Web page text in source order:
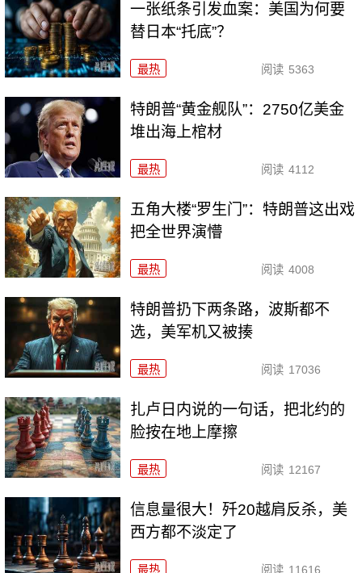
一张纸条引发血案：美国为何要
替日本“托底”？
最热 阅读 5363
特朗普“黄金舰队”：2750亿美金
堆出海上棺材
最热 阅读 4112
五角大楼“罗生门”：特朗普这出戏
把全世界演懵
最热 阅读 4008
特朗普扔下两条路，波斯都不
选，美军机又被揍
最热 阅读 17036
扎卢日内说的一句话，把北约的
脸按在地上摩擦
最热 阅读 12167
信息量很大！歼20越肩反杀，美
西方都不淡定了
最热 阅读 11616